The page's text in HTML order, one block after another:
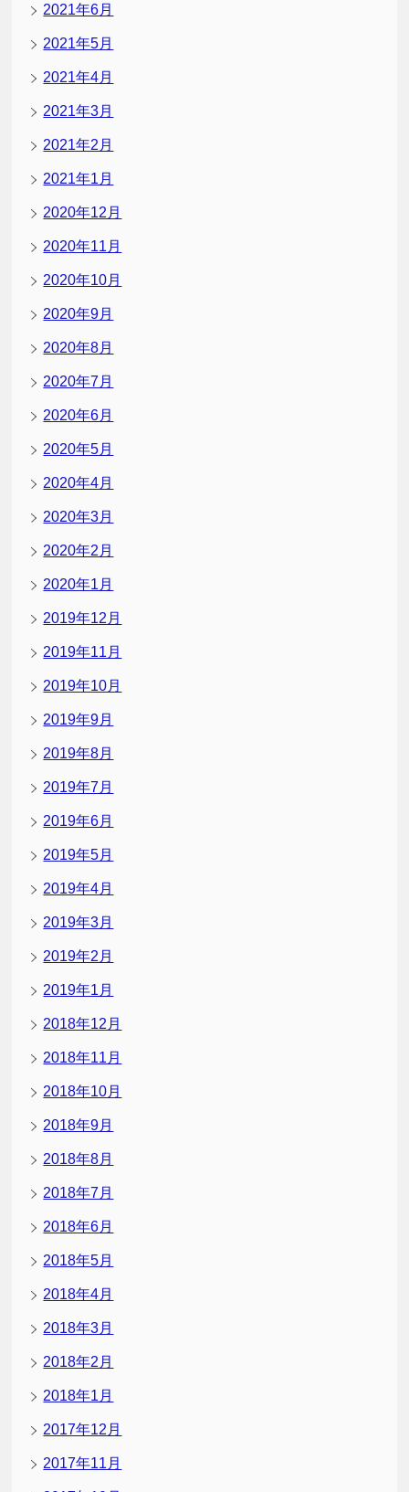
2021年6月
2021年5月
2021年4月
2021年3月
2021年2月
2021年1月
2020年12月
2020年11月
2020年10月
2020年9月
2020年8月
2020年7月
2020年6月
2020年5月
2020年4月
2020年3月
2020年2月
2020年1月
2019年12月
2019年11月
2019年10月
2019年9月
2019年8月
2019年7月
2019年6月
2019年5月
2019年4月
2019年3月
2019年2月
2019年1月
2018年12月
2018年11月
2018年10月
2018年9月
2018年8月
2018年7月
2018年6月
2018年5月
2018年4月
2018年3月
2018年2月
2018年1月
2017年12月
2017年11月